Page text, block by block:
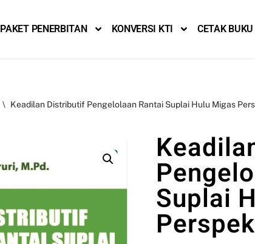
PAKET PENERBITAN KONVERSI KTI CETAK BUKU
\ Keadilan Distributif Pengelolaan Rantai Suplai Hulu Migas
Suplai